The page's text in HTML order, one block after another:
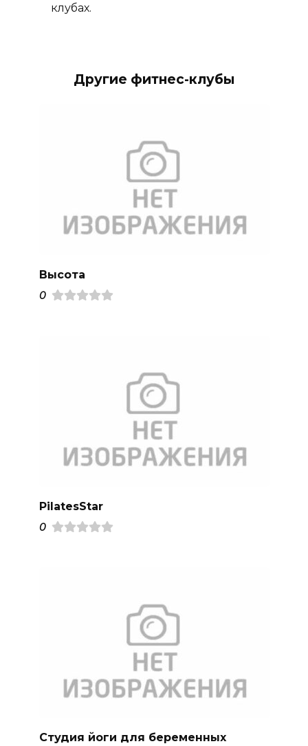
клубах.
Другие фитнес-клубы
Высота
0
PilatesStar
0
Студия йоги для беременных